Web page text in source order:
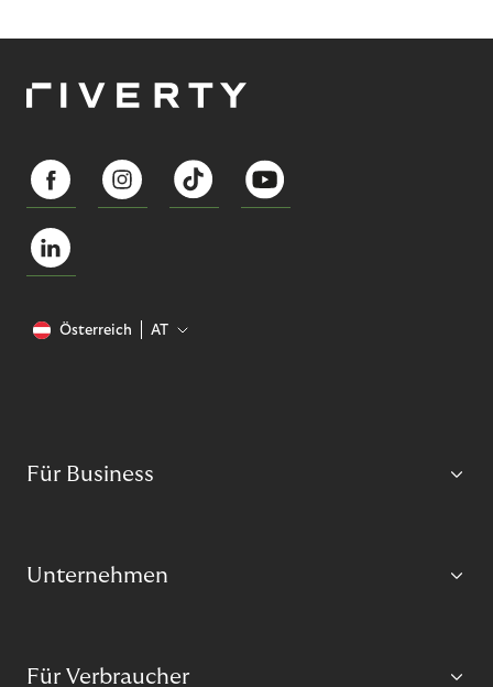
Österreich AT
Für Business
Unternehmen
Für Verbraucher